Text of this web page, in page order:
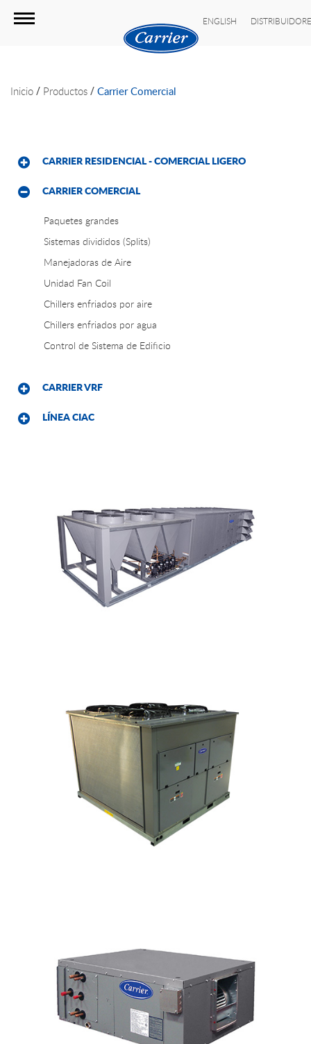
ENGLISH
Inicio / Productos / Carrier Comercial
CARRIER RESIDENCIAL - COMERCIAL LIGERO
CARRIER COMERCIAL
Paquetes grandes
Sistemas divididos (Splits)
Manejadoras de Aire
Unidad Fan Coil
Chillers enfriados por aire
Chillers enfriados por agua
Control de Sistema de Edificio
CARRIER VRF
LÍNEA CIAC